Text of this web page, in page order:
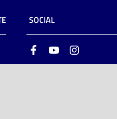
SOCIAL
FacebookYoutube